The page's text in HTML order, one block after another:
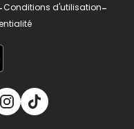
Conditions d'utilisation-